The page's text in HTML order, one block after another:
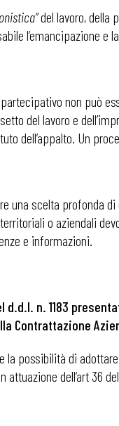
del lavoro, della
l’emancipazione e
non può
del lavoro e
dell’appalto. Un
una scelta profonda
o aziendali
e informazioni.
d.d.l. n. 1183
Contrattazione
la possibilità di
dell’art 36